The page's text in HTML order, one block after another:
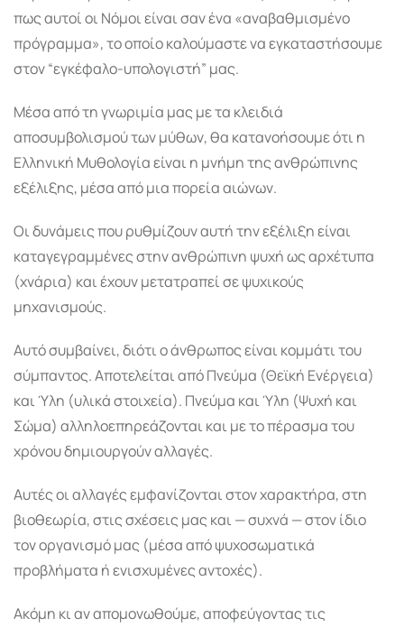
πως αυτοί οι Νόμοι είναι σαν ένα «αναβαθμισμένο
πρόγραμμα», το οποίο καλούμαστε να εγκαταστήσουμε
στον “εγκέφαλο-υπολογιστή” μας.
Μέσα από τη γνωριμία μας με τα κλειδιά
αποσυμβολισμού των μύθων, θα κατανοήσουμε ότι η
Ελληνική Μυθολογία είναι η μνήμη της ανθρώπινης
εξέλιξης, μέσα από μια πορεία αιώνων.
Οι δυνάμεις που ρυθμίζουν αυτή την εξέλιξη είναι
καταγεγραμμένες στην ανθρώπινη ψυχή ως αρχέτυπα
(χνάρια) και έχουν μετατραπεί σε ψυχικούς
μηχανισμούς.
Αυτό συμβαίνει, διότι ο άνθρωπος είναι κομμάτι του
σύμπαντος. Αποτελείται από Πνεύμα (Θεϊκή Ενέργεια)
και Ύλη (υλικά στοιχεία). Πνεύμα και Ύλη (Ψυχή και
Σώμα) αλληλοεπηρεάζονται και με το πέρασμα του
χρόνου δημιουργούν αλλαγές.
Αυτές οι αλλαγές εμφανίζονται στον χαρακτήρα, στη
βιοθεωρία, στις σχέσεις μας και — συχνά — στον ίδιο
τον οργανισμό μας (μέσα από ψυχοσωματικά
προβλήματα ή ενισχυμένες αντοχές).
Ακόμη κι αν απομονωθούμε, αποφεύγοντας τις